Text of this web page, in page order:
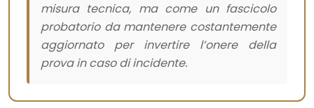
misura tecnica, ma come un fascicolo
probatorio da mantenere costantemente
aggiornato per invertire l’onere della
prova in caso di incidente.